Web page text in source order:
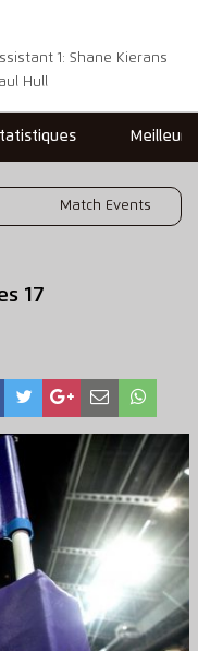
1: Shane Kierans
Hull
Match Events
17